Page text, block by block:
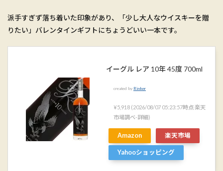
派手すぎず落ち着いた印象があり、「少し大人なウイスキーを贈
りたい」バレンタインギフトにちょうどいい一本です。
イーグル レア 10年 45度 700ml
created by Rinker
¥5,918 (2026/08/07 05:23:57時点 楽天
市場調べ-詳細)
Amazon 楽天市場
Yahooショッピング